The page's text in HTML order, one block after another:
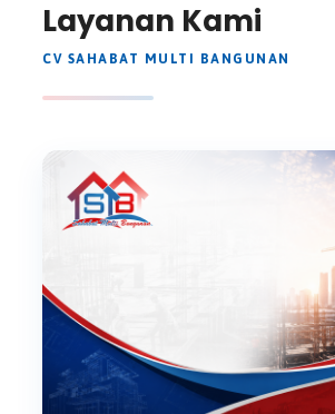
Layanan Kami
CV SAHABAT MULTI BANGUNAN